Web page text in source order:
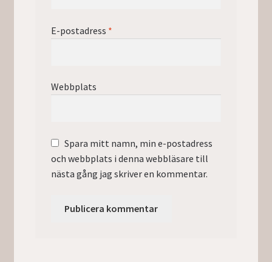
E-postadress *
Webbplats
Spara mitt namn, min e-postadress
och webbplats i denna webbläsare till
nästa gång jag skriver en kommentar.